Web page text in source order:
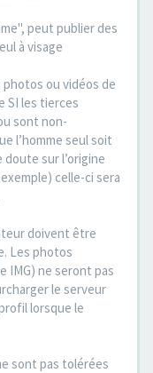
peut publier des
à visage
ou vidéos de
SI les tierces
sont non-
l’homme seul soit
sur l’origine
celle-ci sera
doivent être
Les photos
IMG) ne seront pas
le serveur
lorsque le
sont pas tolérées